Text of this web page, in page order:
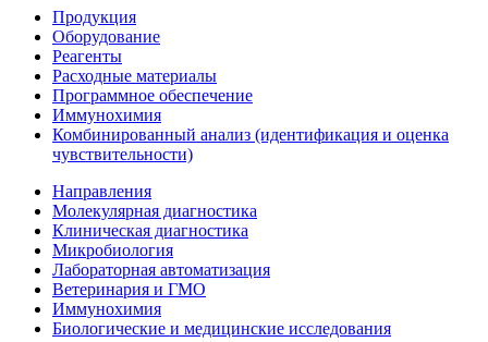
Продукция
Оборудование
Реагенты
Расходные материалы
Программное обеспечение
Иммунохимия
Комбинированный анализ (идентификация и оценка
чувствительности)
Направления
Молекулярная диагностика
Клиническая диагностика
Микробиология
Лабораторная автоматизация
Ветеринария и ГМО
Иммунохимия
Биологические и медицинские исследования